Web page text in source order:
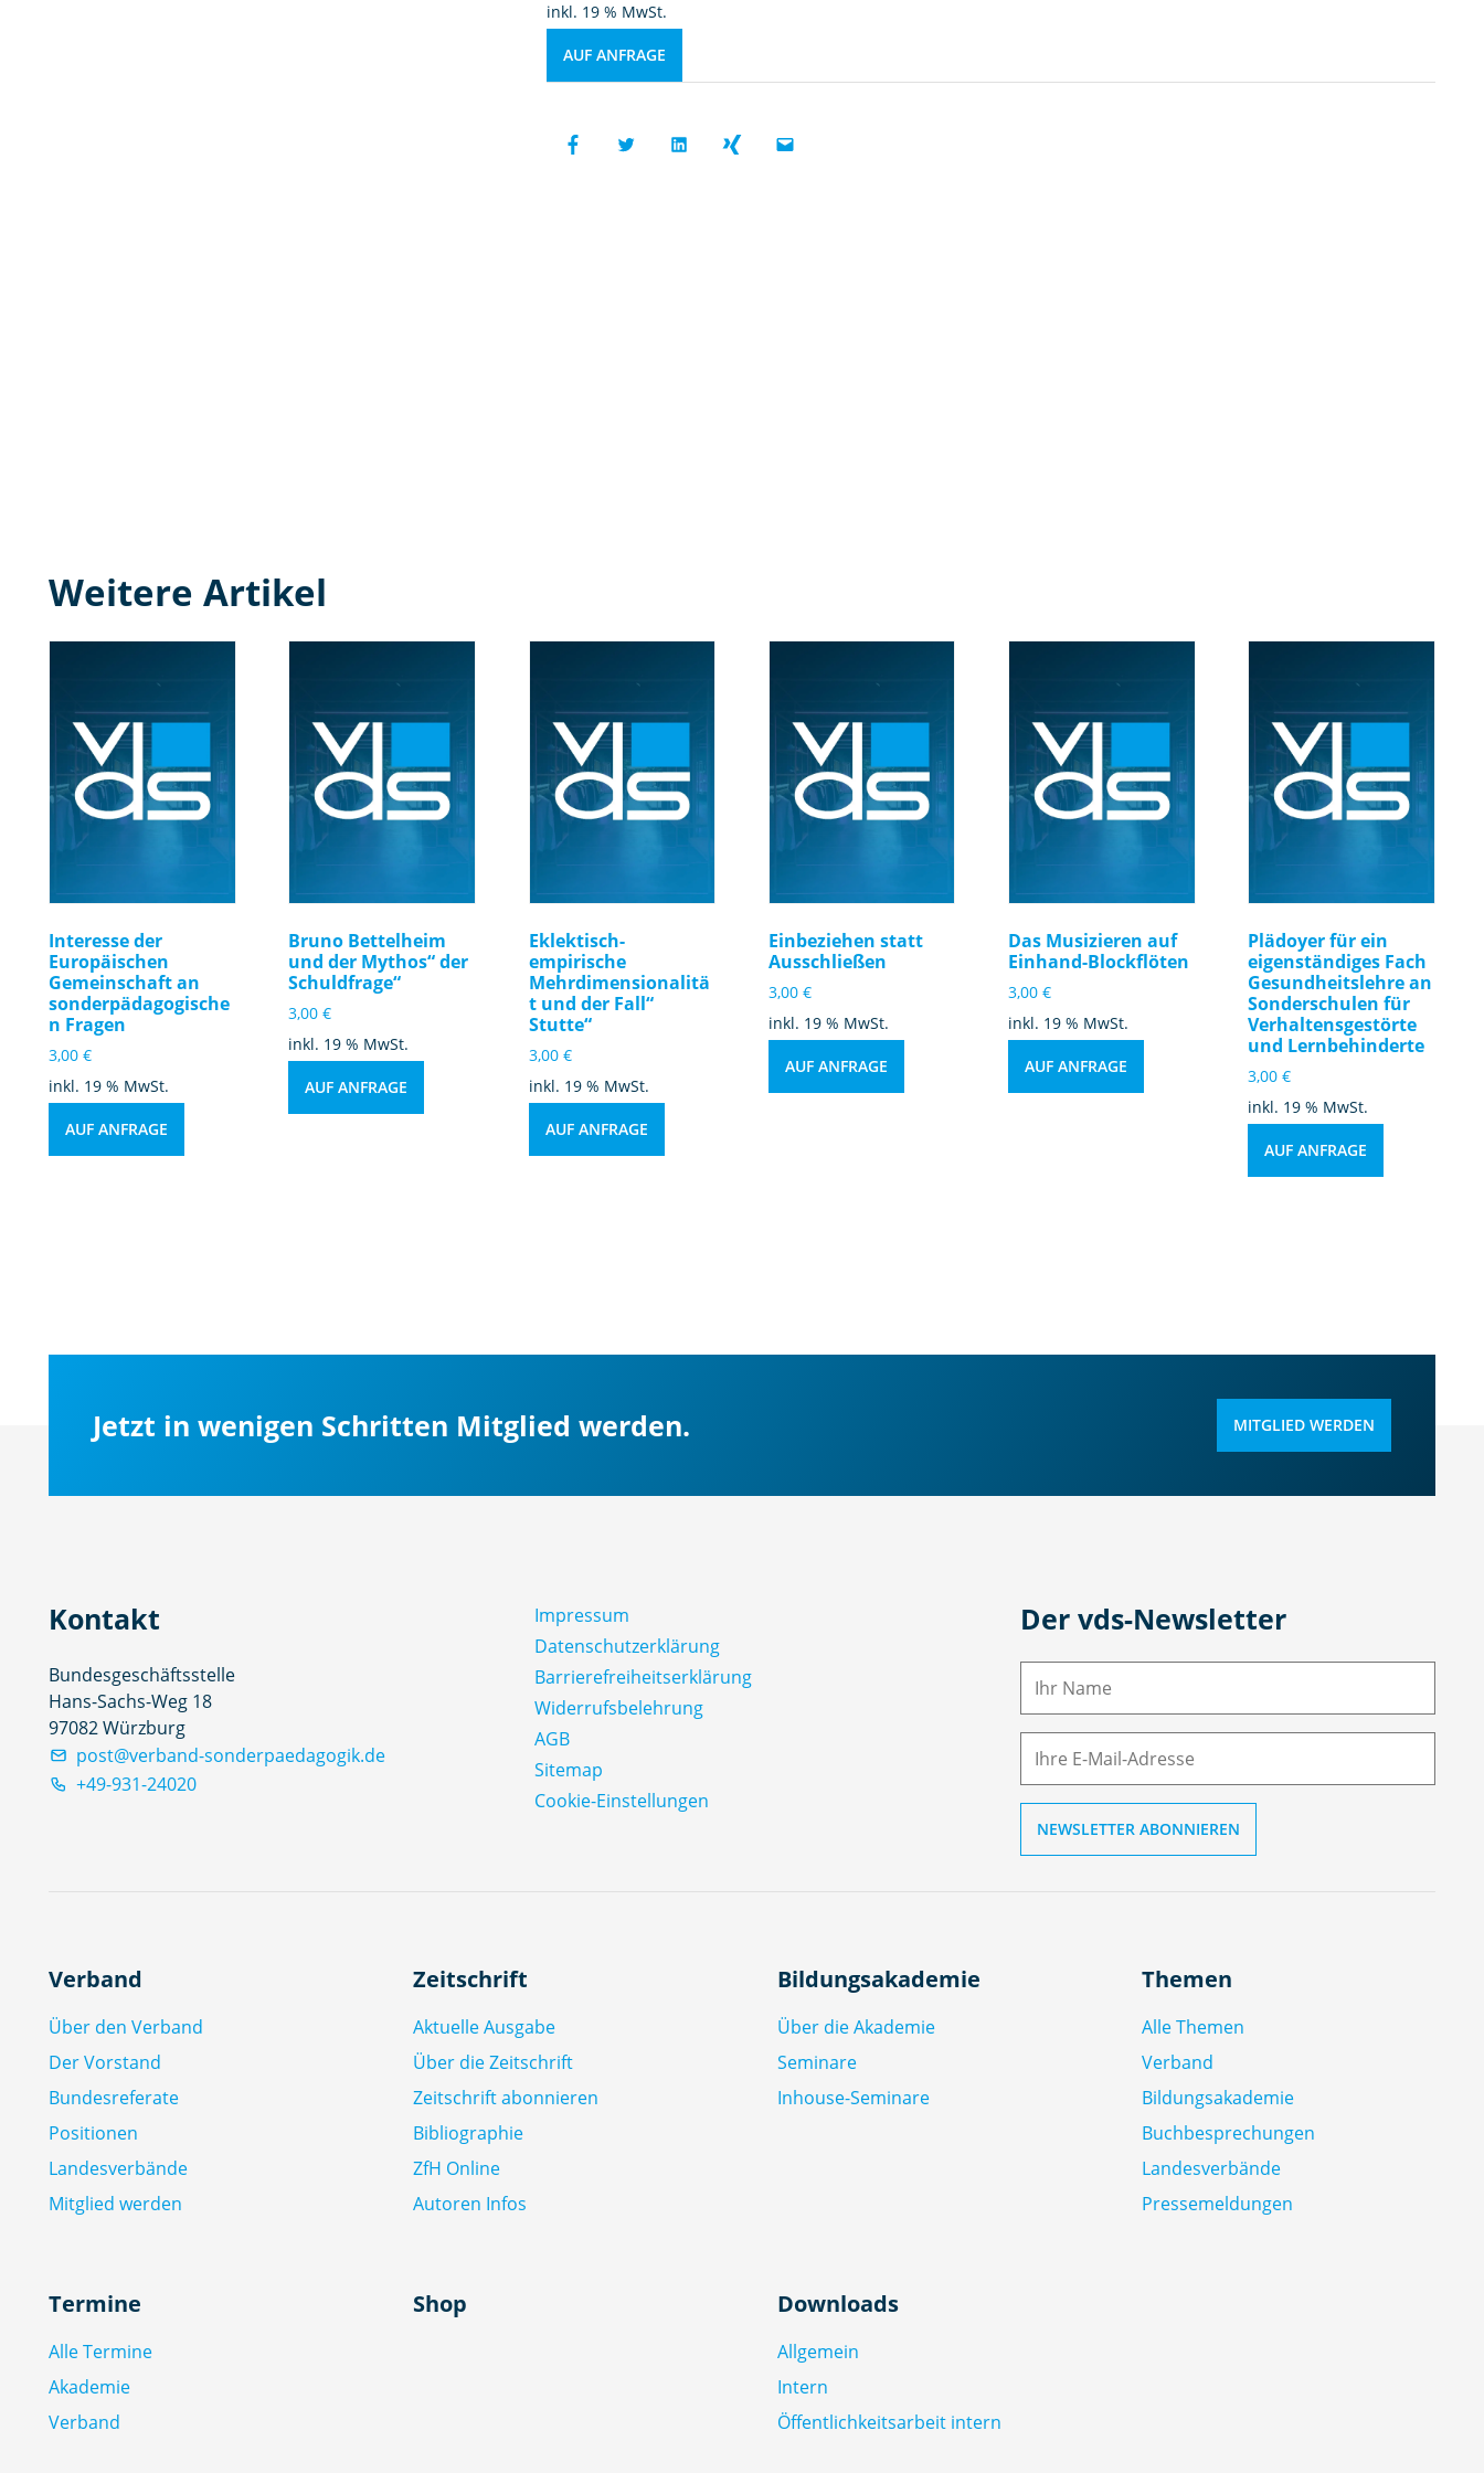
inkl. 19 % MwSt.
AUF ANFRAGE
Weitere Artikel
Interesse der
Europäischen
Gemeinschaft an
sonderpädagogische
n Fragen
3,00 €
inkl. 19 % MwSt.
AUF ANFRAGE
Bruno Bettelheim
und der Mythos“ der
Schuldfrage“
3,00€
inkl. 19 % MwSt.
AUF ANFRAGE
Eklektisch-
empirische
Mehrdimensionalitä
t und der Fall“
Stutte“
3,00 €
inkl. 19 % MwSt.
AUF ANFRAGE
Einbeziehen statt
Ausschließen
3,00 €
inkl. 19 % MwSt.
AUF ANFRAGE
Das Musizieren auf
Einhand-Blockflöten
3,00€
inkl. 19 % MwSt.
AUF ANFRAGE
Plädoyer für ein
eigenständiges Fach
Gesundheitslehre an
Sonderschulen für
Verhaltensgestörte
und Lernbehinderte
3,00€
inkl. 19 % MwSt.
AUF ANFRAGE
Jetzt in wenigen Schritten Mitglied werden. MITGLIED WERDEN
Kontakt
Bundesgeschäftsstelle
Hans-Sachs-Weg 18
97082 Würzburg
post@verband-sonderpaedagogik.de
+49-931-24020
Impressum
Datenschutz­erklärung
Barrierefreiheitserklärung
Widerrufsbelehrung
AGB
Sitemap
Cookie-Einstellungen
Der vds-Newsletter
N
M
Verband
Über den Verband
Der Vorstand
Bundesreferate
Positionen
Landesverbände
Mitglied werden
Zeitschrift
Aktuelle Ausgabe
Über die Zeitschrift
Zeitschrift abonnieren
Bibliographie
ZfH Online
Autoren Infos
Bildungsakademie
Über die Akademie
Seminare
Inhouse-Seminare
Themen
Alle Themen
Verband
Bildungsakademie
Buchbesprechungen
Landesverbände
Pressemeldungen
Termine
Alle Termine
Akademie
Verband
Shop Downloads
Allgemein
Intern
Öffentlichkeitsarbeit intern